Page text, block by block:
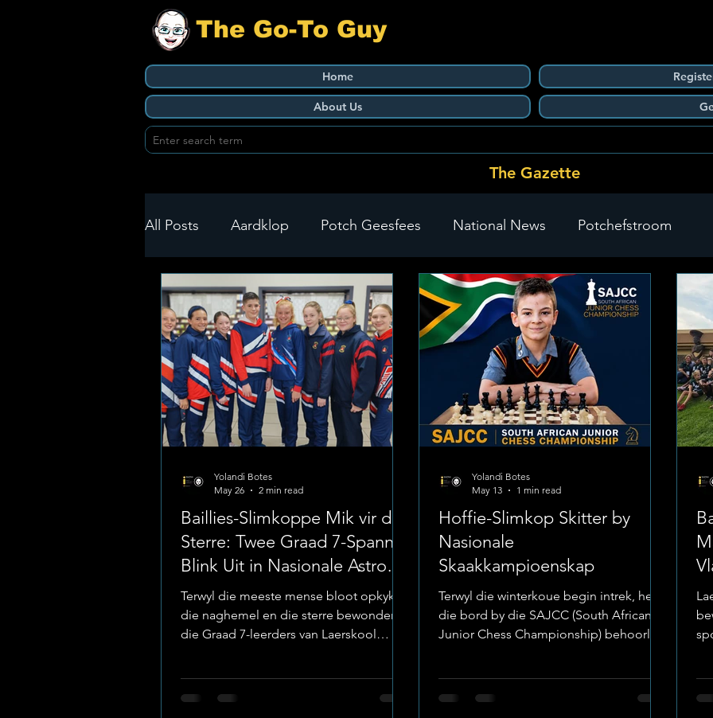
The Go-To Guy
Home
About Us
The Gazette
All Posts Aardklop Potch Geesfees National News Potchefstroom
Ikageng Klerksdorp Carletonville The Go-To Guy Updates Flo-Tek
Build It Green Health
Baillies-Slimkoppe Mik vir die
Sterre: Twee Graad 7-Spanne
Blink Uit in Nasionale Astro
Quiz
Terwyl die meeste mense bloot opkyk na
die naghemel en die sterre bewonder, is
die Graad 7-leerders van Laerskool
ontsyfer. Foto: Laerskool Baillie Park Die
Yolandi Botes
May 26
2 min read
Hoffie-Slimkop Skitter by
Nasionale
Skaakkampioenskap
Terwyl die winterkoue begin intrek, het
die bord by die SAJCC (South African
Junior Chess Championship) behoorlik
Kock het onlangs teen die land se heel
Yolandi Botes
May 13
1 min read